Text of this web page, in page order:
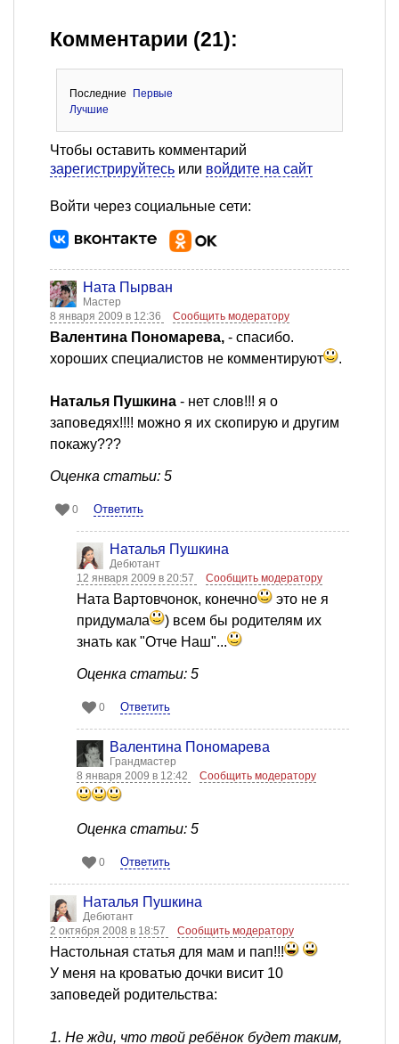
Комментарии (21):
Последние
Первые
Лучшие
Чтобы оставить комментарий
зарегистрируйтесь или войдите на сайт
Войти через социальные сети:
Ната Пырван
Мастер
8 января 2009 в 12:36
Сообщить модератору
Валентина Пономарева, - спасибо.
хороших специалистов не комментируют
.
Наталья Пушкина - нет слов!!! я о
заповедях!!!! можно я их скопирую и другим
покажу???
Оценка статьи: 5
0 Ответить
Наталья Пушкина
Дебютант
12 января 2009 в 20:57
Сообщить модератору
Ната Вартовчонок, конечно
это не я
придумала
) всем бы родителям их
знать как "Отче Наш"...
Оценка статьи: 5
0 Ответить
Валентина Пономарева
Грандмастер
8 января 2009 в 12:42
Сообщить модератору
Оценка статьи: 5
0 Ответить
Наталья Пушкина
Дебютант
2 октября 2008 в 18:57
Сообщить модератору
Настольная статья для мам и пап!!!
У меня на кроватью дочки висит 10
заповедей родительства:
1. Не жди, что твой ребёнок будет таким,